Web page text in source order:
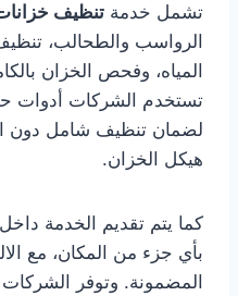
تشمل خدمة تنظيف
الرواسب والطحالب،
المياه، وفحص الخزان
تستخدم الشركات أدوات
لضمان تنظيف شامل دون
هيكل الخزان.
كما يتم تقديم الخدمة
بأي جزء من المكان، مع
المضمونة. وتوفر